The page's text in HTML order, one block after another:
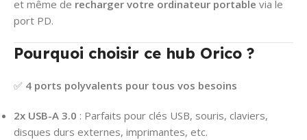
et même de recharger votre ordinateur portable via le
port PD.
Pourquoi choisir ce hub Orico ?
✅ 4 ports polyvalents pour tous vos besoins
2x USB-A 3.0 : Parfaits pour clés USB, souris, claviers,
disques durs externes, imprimantes, etc.